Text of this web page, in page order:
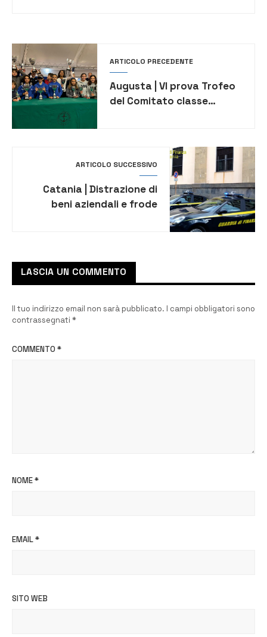
ARTICOLO PRECEDENTE
Augusta | VI prova Trofeo
del Comitato classe
ARTICOLO SUCCESSIVO
Catania | Distrazione di
beni aziendali e frode
LASCIA UN COMMENTO
Il tuo indirizzo email non sarà pubblicato. I campi obbligatori sono
contrassegnati *
COMMENTO *
NOME*
EMAIL*
SITO WEB